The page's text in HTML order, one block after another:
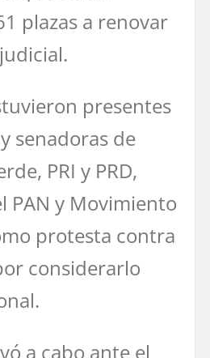
plazas a renovar
presentes
senadoras de
PRI y PRD,
PAN y Movimiento
protesta contra
considerarlo
a cabo ante el